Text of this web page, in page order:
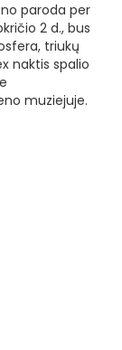
paroda per
2 d., bus
triukų
naktis spalio
muziejuje.